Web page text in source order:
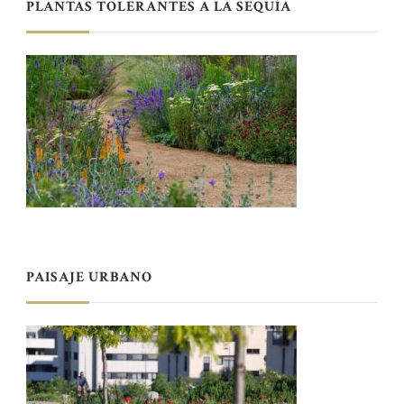
PLANTAS TOLERANTES A LA SEQUÍA
PAISAJE URBANO